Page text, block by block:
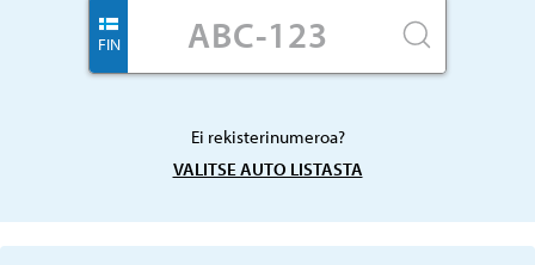
FIN
Ei rekisterinumeroa?
VALITSE AUTO LISTASTA